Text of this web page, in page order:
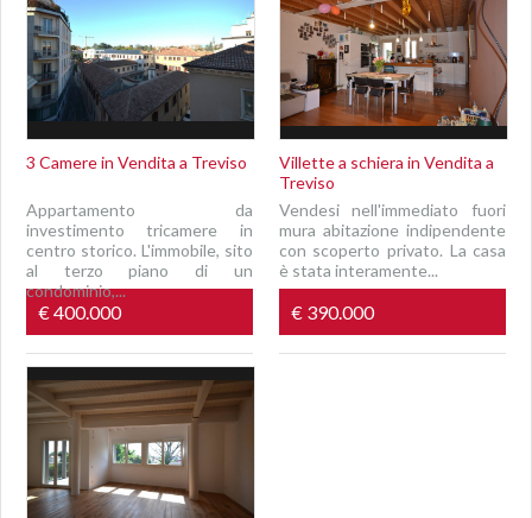
3 Camere in Vendita a Treviso
Appartamento da
investimento tricamere in
centro storico. L'immobile, sito
al terzo piano di un
condominio,...
€ 400.000
Villette a schiera in Vendita a
Treviso
Vendesi nell'immediato fuori
mura abitazione indipendente
con scoperto privato. La casa
è stata interamente...
€ 390.000